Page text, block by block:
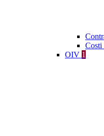
Costi
OIV 1